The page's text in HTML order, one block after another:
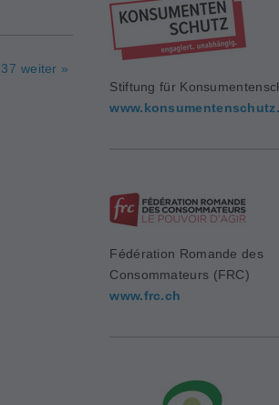
37 weiter »
Stiftung für
Fédération Romande des
Consommateurs (FRC)
www.frc.ch